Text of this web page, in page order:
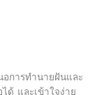
การทำนายฝันและ
ด้ และเข้าใจง่าย